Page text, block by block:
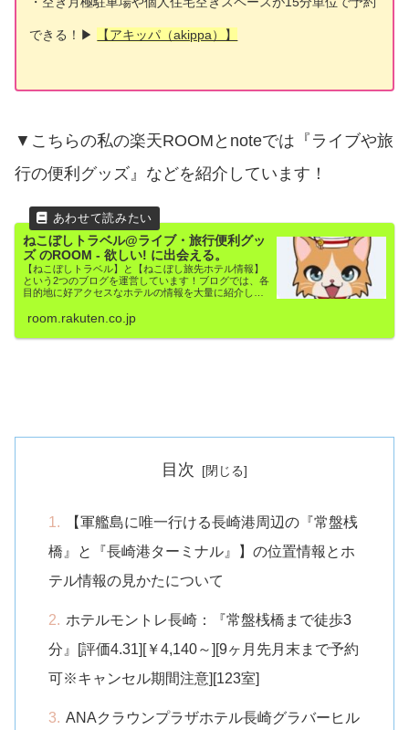
できる！▶ 【アキッパ（akippa）】
▼こちらの私の楽天ROOMとnoteでは『ライブや旅
行の便利グッズ』などを紹介しています！
ねこぼしトラベル@ライブ・旅行便利グッ
ズ のROOM - 欲しい! に出会える。
【ねこぼしトラベル】と【ねこぼし旅先ホテル情報】
という2つのブログを運営しています！ブログでは、各
目的地に好アクセスなホテルの情報を大量に紹介して
利グッズなどを紹介しています。 ブログに興味...
room.rakuten.co.jp
目次
【軍艦島に唯一行ける長崎港周辺の『常盤桟
橋』と『長崎港ターミナル』】の位置情報とホ
テル情報の見かたについて
ホテルモントレ長崎：『常盤桟橋まで徒歩3
分』[評価4.31][￥4,140～][9ヶ月先月末まで予約
可※キャンセル期間注意][123室]
ANAクラウンプラザホテル長崎グラバーヒル